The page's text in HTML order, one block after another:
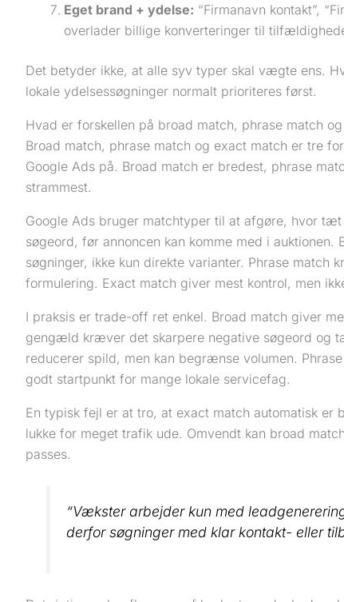
Eget brand + ydelse: “Firmanavn kontakt”,
overlader billige konverteringer til
Det betyder ikke, at alle syv typer skal vægte ens.
lokale ydelsessøgninger normalt prioriteres først.
Hvad er forskellen på broad match, phrase match
Broad match, phrase match og exact match er tre
Google Ads på. Broad match er bredest, phrase
strammest.
Google Ads bruger matchtyper til at afgøre, hvor
søgeord, før annoncen kan komme med i auktionen.
søgninger, ikke kun direkte varianter. Phrase
formulering. Exact match giver mest kontrol, men
I praksis er trade-off ret enkel. Broad match giver
gengæld kræver det skarpere negative søgeord og
reducerer spild, men kan begrænse volumen.
godt startpunkt for mange lokale servicefag.
En typisk fejl er at tro, at exact match automatisk er
lukke for meget trafik ude. Omvendt kan broad
passes.
“Vækster arbejder kun med
derfor søgninger med klar kontakt- eller